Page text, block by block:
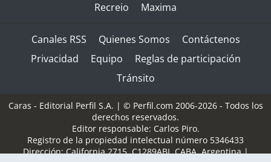
Recreio
Maxima
Canales RSS Quienes Somos
Contáctenos
Privacidad
Equipo
Reglas de participación
Tránsito
Caras - Editorial Perfil S.A. | © Perfil.com 2006-2026 - Todos los
derechos reservados.
Editor responsable: Carlos Piro.
Registro de la propiedad intelectual número 5346433
Dirección:California 2715,C1289ABI,CABA, Argentina|